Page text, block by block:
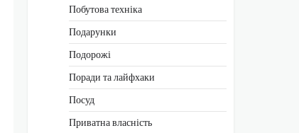
Побутова техніка
Подарунки
Подорожі
Поради та лайфхаки
Посуд
Приватна власність